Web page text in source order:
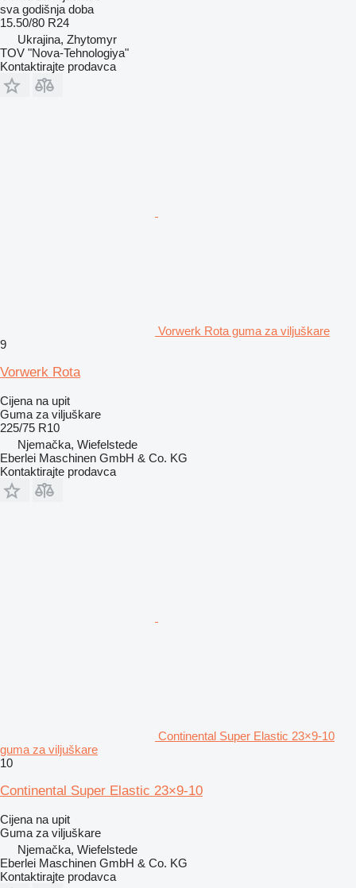
sva godišnja doba
15.50/80 R24
Ukrajina, Zhytomyr
TOV "Nova-Tehnologiya"
Kontaktirajte prodavca
Vorwerk Rota guma za viljuškare
9
Vorwerk Rota
Cijena na upit
Guma za viljuškare
225/75 R10
Njemačka, Wiefelstede
Eberlei Maschinen GmbH & Co. KG
Kontaktirajte prodavca
Continental Super Elastic 23×9-10
guma za viljuškare
10
Continental Super Elastic 23×9-10
Cijena na upit
Guma za viljuškare
Njemačka, Wiefelstede
Eberlei Maschinen GmbH & Co. KG
Kontaktirajte prodavca